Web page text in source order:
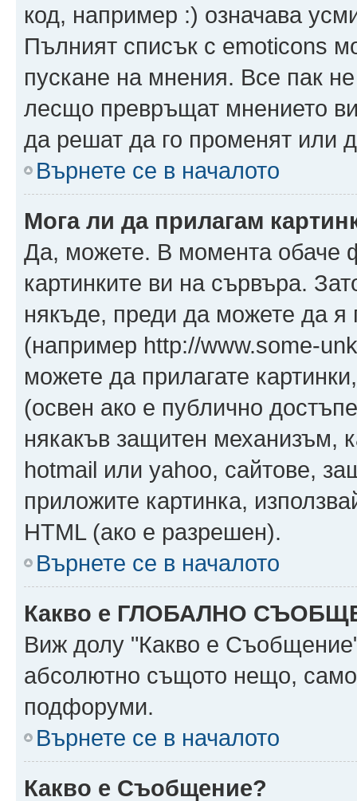
код, например :) означава
Пълният списък с emoticons
пускане на мнения. Все пак
лесщо превръщат мнението
да решат да го променят или
Върнете се в началото
Мога ли да прилагам
Да, можете. В момента обаче
картинките ви на сървъра.
някъде, преди да можете да
(например http://www.some-
можете да прилагате
(освен ако е публично
някакъв защитен механизъм,
hotmail или yahoo, сайтове,
приложите картинка,
HTML (ако е разрешен).
Върнете се в началото
Какво е ГЛОБАЛНО
Виж долу "Какво е
абсолютно същото нещо,
подфоруми.
Върнете се в началото
Какво е Съобщение?